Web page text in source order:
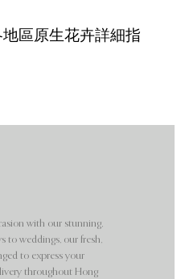
區原生花卉詳細指
with our stunning,
to weddings, our fresh,
to express your
throughout Hong